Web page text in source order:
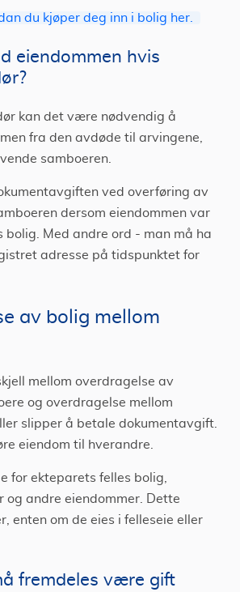
du kjøper deg inn i bolig her.
eiendommen hvis
kan det være nødvendig å
fra den avdøde til arvingene,
samboeren.
ved overføring av
dersom eiendommen var
bolig. Med andre ord - man må ha
adresse på tidspunktet for
av bolig mellom
mellom overdragelse av
og overdragelse mellom
slipper å betale dokumentavgift.
eiendom til hverandre.
for ekteparets felles bolig,
og andre eiendommer. Dette
enten om de eies i felleseie eller
fremdeles være gift